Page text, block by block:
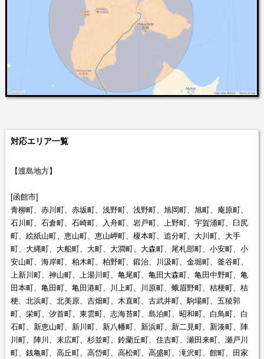
対応エリア一覧
【渡島地方】
[函館市]
青柳町、赤川町、赤坂町、浅野町、浅野町、旭岡町、旭町、庵原町、
石川町、石倉町、石崎町、入舟町、岩戸町、上野町、宇賀浦町、臼尻
町、絵紙山町、恵山町、恵山岬町、榎本町、追分町、大川町、大手
町、大縄町、大船町、大町、大澗町、大森町、尾札部町、小安町、小
安山町、海岸町、柏木町、柏野町、鍛治、川汲町、金堀町、釜谷町、
上新川町、神山町、上湯川町、亀尾町、亀田大森町、亀田中野町、亀
田本町、亀田町、亀田港町、川上町、川原町、蛾眉野町、桔梗町、桔
梗、北浜町、北美原、吉畑町、木直町、古武井町、駒場町、五稜郭
町、栄町、汐首町、東雲町、志海苔町、島泊町、昭和町、白鳥町、白
石町、新恵山町、新川町、新八幡町、新浜町、新二見町、新湊町、陣
川町、陣川、末広町、杉並町、鈴蘭丘町、住吉町、瀬田来町、瀬戸川
町、銭亀町、高丘町、高岱町、高松町、高盛町、滝沢町、館町、田家